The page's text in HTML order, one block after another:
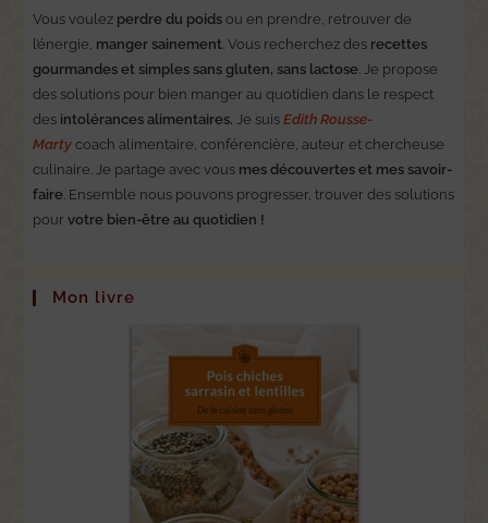
Vous voulez perdre du poids ou en prendre, retrouver de
l’énergie, manger sainement. Vous recherchez des recettes
gourmandes et simples sans gluten, sans lactose. Je propose
des solutions pour bien manger au quotidien dans le respect
des intolérances alimentaires. Je suisEdith Rousse-
Marty coach alimentaire, conférencière, auteur et chercheuse
culinaire. Je partage avec vous mes découvertes et mes savoir-
faire. Ensemble nous pouvons progresser, trouver des solutions
pour votre bien-être au quotidien !
Mon livre